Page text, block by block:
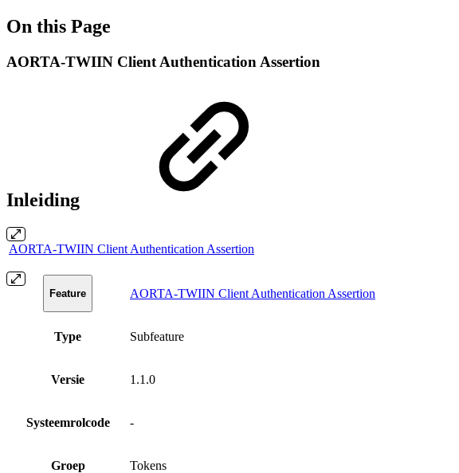
On this Page
AORTA-TWIIN Client Authentication Assertion
Inleiding
AORTA-TWIIN Client Authentication Assertion
Feature AORTA-TWIIN Client Authentication Assertion
Type Subfeature
Versie 1.1.0
Systeemrolcode -
Groep Tokens